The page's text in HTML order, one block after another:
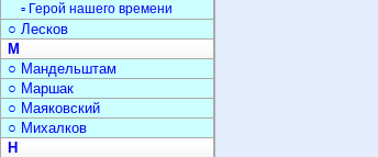
▫ Герой нашего времени
○ Лесков
М
○ Мандельштам
○ Маршак
○ Маяковский
○ Михалков
Н